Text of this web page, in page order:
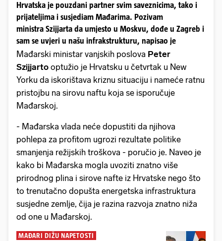
Hrvatska je pouzdani partner svim saveznicima, tako i
prijateljima i susjediam Mađarima. Pozivam
ministra Szijjarta da umjesto u Moskvu, dođe u Zagreb i
sam se uvjeri u našu infrakstrukturu, napisao je
Mađarski ministar vanjskih poslova Peter
Szijjarto optužio je Hrvatsku u četvrtak u New
Yorku da iskorištava kriznu situaciju i nameće ratnu
pristojbu na sirovu naftu koja se isporučuje
Mađarskoj.
- Mađarska vlada neće dopustiti da njihova
pohlepa za profitom ugrozi rezultate politike
smanjenja režijskih troškova - poručio je. Naveo je
kako bi Mađarska mogla uvoziti znatno više
prirodnog plina i sirove nafte iz Hrvatske nego što
to trenutačno dopušta energetska infrastruktura
susjedne zemlje, čija je razina razvoja znatno niža
od one u Mađarskoj.
MAĐARI DIŽU NAPETOSTI